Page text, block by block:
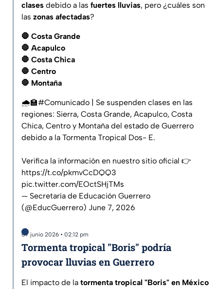
clases debido a las fuertes lluvias, pero ¿cuáles son
las zonas afectadas?
🛑 Costa Grande
🛑 Acapulco
🛑 Costa Chica
🛑 Centro
🛑 Montaña
🌧️🏫#Comunicado | Se suspenden clases en las
regiones: Sierra, Costa Grande, Acapulco, Costa
Chica, Centro y Montaña del estado de Guerrero
debido a la Tormenta Tropical Dos- E.
Verifica la información en nuestro sitio oficial 👉
https://t.co/pkmvCcDQQ3
pic.twitter.com/EOctSHjTMs
— Secretaría de Educación Guerrero
(@EducGuerrero) June 7, 2026
07 junio 2026 • 02:12 pm
Tormenta tropical "Boris" podría
provocar lluvias en Guerrero
El impacto de la tormenta tropical "Boris" en México